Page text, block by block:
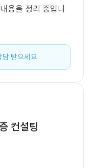
용을 정리 중입니
담 받으세요.
컨설팅